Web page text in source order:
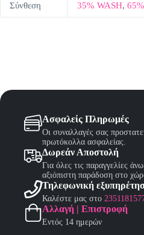
Σύνθεση 35% WASH,
Ασφαλείς Πληρωμές
Οι συναλλαγές σας
πρωτόκολλα ασφαλείας.
Δωρεάν Αποστολή
Για όλες τις παραγγελίες
αξιόπιστη παράδοση στο
Τηλεφωνική
Καλέστε μας στο
Αλλαγή | Επιστροφή
Εντός 14 ημερών